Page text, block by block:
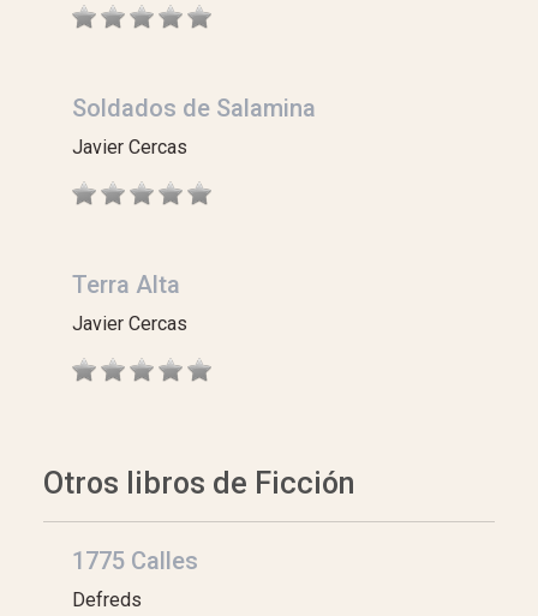
Soldados de Salamina
Javier Cercas
Terra Alta
Javier Cercas
Otros libros de Ficción
1775 Calles
Defreds